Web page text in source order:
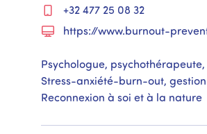
+32 477 25 08 32
https://www.burnout-
Psychologue,
Stress-anxiété-burn-out,
Reconnexion à soi et à la nature